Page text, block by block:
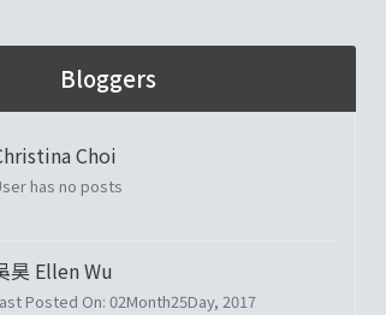
Bloggers
Choi
has no posts
昊 Ellen Wu
Posted On: 02Month25Day, 2017